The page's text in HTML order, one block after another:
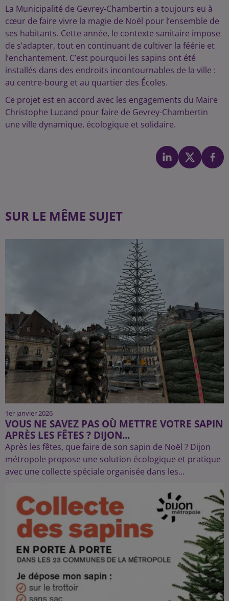
La Municipalité de Gevrey-Chambertin a toujours eu à
cœur de faire vivre la magie de Noël pour l’ensemble de
ses habitants. Cette année, le contexte sanitaire impose
de s’adapter, tout en continuant de cultiver la féérie et
l’enchantement. C’est pourquoi les sapins ont été
installés dans des endroits incontournables de la ville :
au centre-bourg et au quartier des Écoles.
Ce projet est en accord avec les engagements du Maire
Christophe Lucand pour faire de Gevrey-Chambertin
une ville dynamique, écologique et solidaire.
SUR LE MÊME SUJET
1er janvier 2026
VOUS NE SAVEZ PAS OÙ METTRE VOTRE SAPIN
APRÈS LES FÊTES ? DIJON...
Après les fêtes, que faire de son sapin de Noël ? Dijon
métropole propose une solution écologique et pratique
avec une collecte spéciale organisée dans les...